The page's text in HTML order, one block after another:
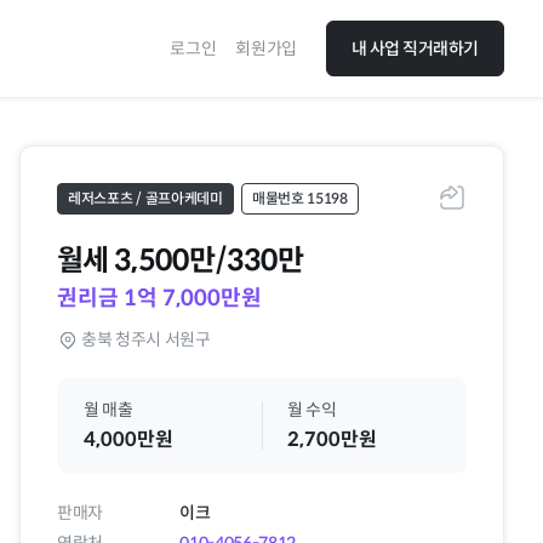
로그인 회원가입 내 사업 직거래하기
공유하기
레저스포츠 / 골프아케데미 매물번호 15198
월세 3,500만/330만
권리금 1억 7,000만원
충북 청주시 서원구
월 매출
4,000만원
월 수익
2,700만원
판매자
이크